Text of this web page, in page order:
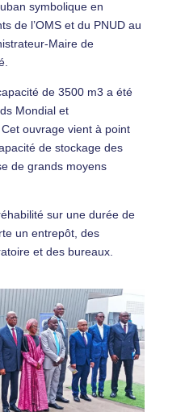
symbolique en
de l’OMS et du PNUD au
Maire de
de 3500 m3 a été
Mondial et
ouvrage vient à point
de stockage des
de grands moyens
sur une durée de
un entrepôt, des
et des bureaux.